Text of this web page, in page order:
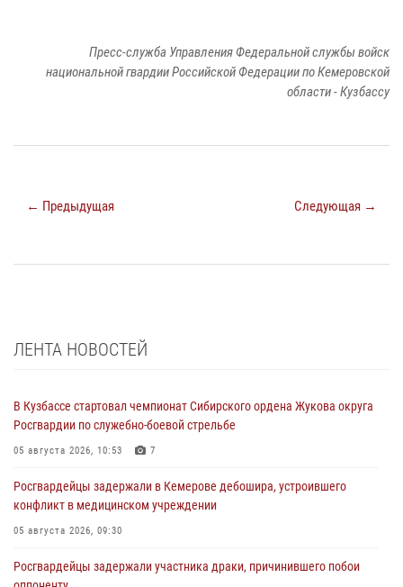
Пресс-служба Управления Федеральной службы войск
национальной гвардии Российской Федерации по Кемеровской
области - Кузбассу
← Предыдущая Следующая →
ЛЕНТА НОВОСТЕЙ
В Кузбассе стартовал чемпионат Сибирского ордена Жукова округа
Росгвардии по служебно-боевой стрельбе
05 августа 2026, 10:53 7
Росгвардейцы задержали в Кемерове дебошира, устроившего
конфликт в медицинском учреждении
05 августа 2026, 09:30
Росгвардейцы задержали участника драки, причинившего побои